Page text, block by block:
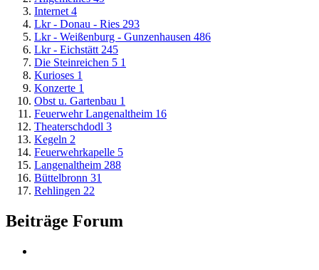
Internet 4
Lkr - Donau - Ries 293
Lkr - Weißenburg - Gunzenhausen 486
Lkr - Eichstätt 245
Die Steinreichen 5 1
Kurioses 1
Konzerte 1
Obst u. Gartenbau 1
Feuerwehr Langenaltheim 16
Theaterschdodl 3
Kegeln 2
Feuerwehrkapelle 5
Langenaltheim 288
Büttelbronn 31
Rehlingen 22
Beiträge Forum